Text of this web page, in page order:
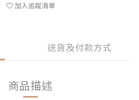
加入追蹤清單
送貨及付款方式
商品描述